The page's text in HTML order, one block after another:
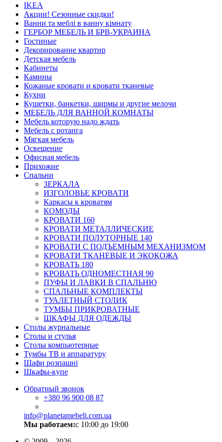
IKEA
Акции! Сезонные скидки!
Ванни та меблі в ванну кімнату
ГЕРБОР МЕБЕЛЬ И БРВ-УКРАИНА
Гостиные
Декорирование квартир
Детская мебель
Кабинеты
Камины
Кожаные кровати и кровати тканевые
Кухни
Кушетки, банкетки, ширмы и другие мелочи
МЕБЕЛЬ ДЛЯ ВАННОЙ КОМНАТЫ
Мебель которую надо ждать
Мебель с ротанга
Мягкая мебель
Освещение
Офисная мебель
Прихожие
Спальни
ЗЕРКАЛА
ИЗГОЛОВЬЕ КРОВАТИ
Каркасы к кроватям
КОМОДЫ
КРОВАТИ 160
КРОВАТИ МЕТАЛЛИЧЕСКИЕ
КРОВАТИ ПОЛУТОРНЫЕ 140
КРОВАТИ С ПОДЪЕМНЫМ МЕХАНИЗМОМ
КРОВАТИ ТКАНЕВЫЕ И ЭКОКОЖА
КРОВАТЬ 180
КРОВАТЬ ОДНОМЕСТНАЯ 90
ПУФЫ И ЛАВКИ В СПАЛЬНЮ
СПАЛЬНЫЕ КОМПЛЕКТЫ
ТУАЛЕТНЫЙ СТОЛИК
ТУМБЫ ПРИКРОВАТНЫЕ
ШКАФЫ ДЛЯ ОДЕЖДЫ
Столы журнальные
Столы и стулья
Столы компьютерные
Тумбы ТВ и аппаратуру
Шафи розпашні
Шкафы-купе
Обратный звонок
+380 96 900 08 87
info@planetamebeli.com.ua
Мы работаем:с 10:00 до 19:00